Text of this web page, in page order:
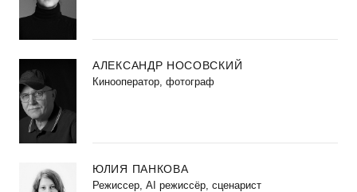
АЛЕКСАНДР НОСОВСКИЙ
Кинооператор, фотограф
ЮЛИЯ ПАНКОВА
Режиссер, AI режиссёр, сценарист